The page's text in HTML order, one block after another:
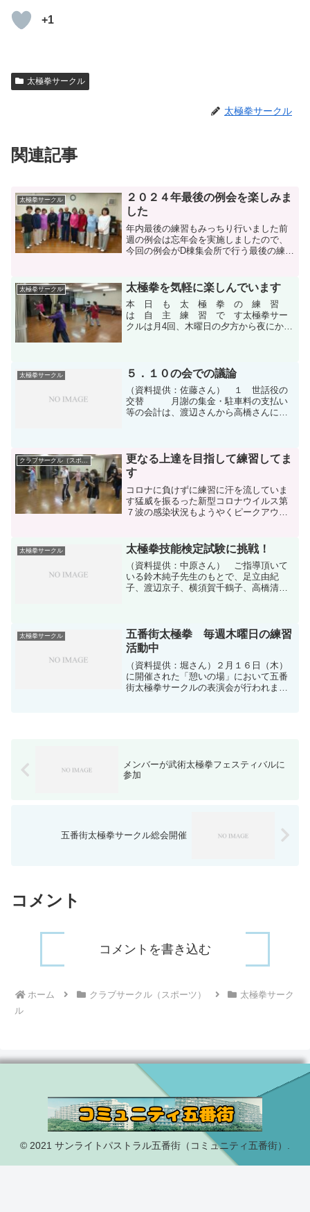
+1
太極拳サークル
太極拳サークル
関連記事
太極拳サークル
２０２４年最後の例会を楽しみま
した
年内最後の練習もみっちり行いました前
週の例会は忘年会を実施しましたので、
今回の例会がD棟集会所で行う最後の練習
います。ここでいう三点セット
は 入門太極拳（８式）...
太極拳サークル 太極拳を気軽に楽しんでいます
本 日 も 太 極 拳 の 練 習
は 自 主 練 習 で す太極拳サー
クルは月4回、木曜日の夕方から夜にかけ
ているのは前回お話し...
太極拳サークル ５．１０の会での議論
（資料提供：佐藤さん） １ 世話役の
交替 月謝の集金・駐車料の支払い
等の会計は、渡辺さんから高橋さんに交
願いします。 ２ サーク...
クラブサークル（スポーツ）
更なる上達を目指して練習してま
す
コロナに負けずに練習に汗を流していま
す猛威を振るった新型コロナウイルス第
７波の感染状況もようやくピークアウト
なっています。オミクロン変異型ウイル
スは重症化するリスクは少...
太極拳サークル 太極拳技能検定試験に挑戦！
（資料提供：中原さん） ご指導頂いて
いる鈴木純子先生のもとで、足立由紀
子、渡辺京子、横須賀千鶴子、高橋清子
のレベルを上げることで、目指...
太極拳サークル
五番街太極拳 毎週木曜日の練習
活動中
（資料提供：堀さん）２月１６日（木）
に開催された「憩いの場」において五番
街太極拳サークルの表演会が行われまし
メンバーが武術太極拳フェスティバルに
参加
五番街太極拳サークル総会開催
コメント
コメントを書き込む
ホーム クラブサークル（スポーツ）
太極拳サーク
ル
© 2021 サンライトパストラル五番街（コミュニティ五番街）.